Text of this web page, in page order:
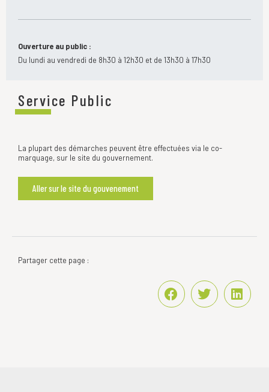
Service Public
La plupart des démarches peuvent être effectuées via le co-
marquage, sur le site du gouvernement.
Aller sur le site du gouvenement
Ouverture au public :
Du lundi au vendredi de 8h30 à 12h30 et de 13h30 à 17h30
Partager cette page :